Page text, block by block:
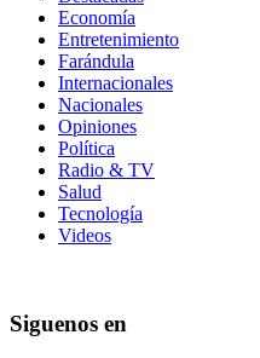
Economía
Entretenimiento
Farándula
Internacionales
Nacionales
Opiniones
Política
Radio & TV
Salud
Tecnología
Videos
Siguenos en